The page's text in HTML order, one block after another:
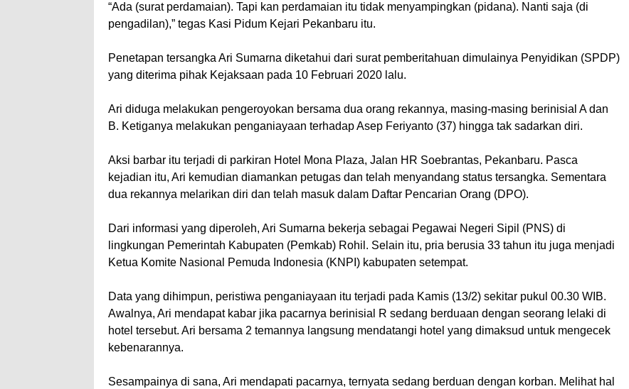
“Ada (surat perdamaian). Tapi kan perdamaian itu tidak menyampingkan (pidana). Nanti saja (di
pengadilan),” tegas Kasi Pidum Kejari Pekanbaru itu.
Penetapan tersangka Ari Sumarna diketahui dari surat pemberitahuan dimulainya Penyidikan (SPDP)
yang diterima pihak Kejaksaan pada 10 Februari 2020 lalu.
Ari diduga melakukan pengeroyokan bersama dua orang rekannya, masing-masing berinisial A dan
B. Ketiganya melakukan penganiayaan terhadap Asep Feriyanto (37) hingga tak sadarkan diri.
Aksi barbar itu terjadi di parkiran Hotel Mona Plaza, Jalan HR Soebrantas, Pekanbaru. Pasca
kejadian itu, Ari kemudian diamankan petugas dan telah menyandang status tersangka. Sementara
dua rekannya melarikan diri dan telah masuk dalam Daftar Pencarian Orang (DPO).
Dari informasi yang diperoleh, Ari Sumarna bekerja sebagai Pegawai Negeri Sipil (PNS) di
lingkungan Pemerintah Kabupaten (Pemkab) Rohil. Selain itu, pria berusia 33 tahun itu juga menjadi
Ketua Komite Nasional Pemuda Indonesia (KNPI) kabupaten setempat.
Data yang dihimpun, peristiwa penganiayaan itu terjadi pada Kamis (13/2) sekitar pukul 00.30 WIB.
Awalnya, Ari mendapat kabar jika pacarnya berinisial R sedang berduaan dengan seorang lelaki di
hotel tersebut. Ari bersama 2 temannya langsung mendatangi hotel yang dimaksud untuk mengecek
kebenarannya.
Sesampainya di sana, Ari mendapati pacarnya, ternyata sedang berduan dengan korban. Melihat hal